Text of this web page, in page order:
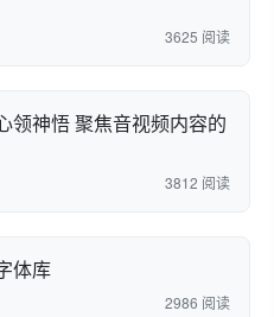
3625 阅读
视频内容的
3812 阅读
体库
2986 阅读